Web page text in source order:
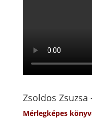
Zsoldos Zsuzsa
Mérlegképes